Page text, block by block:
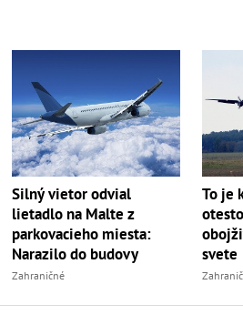
Silný vietor odvial
lietadlo na Malte z
parkovacieho miesta:
Narazilo do budovy
Zahraničné
To je
svete